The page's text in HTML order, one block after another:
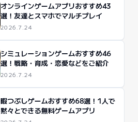
オンラインゲームアプリおすすめ43
選！友達とスマホでマルチプレイ
2026.7.24
シミュレーションゲームおすすめ46
選！戦略・育成・恋愛などをご紹介
2026.7.24
暇つぶしゲームおすすめ68選！1人で
黙々とできる無料ゲームアプリ